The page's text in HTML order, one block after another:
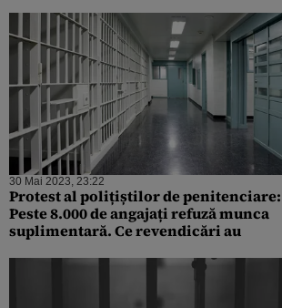
30 Mai 2023, 23:22
Protest al polițiștilor de penitenciare:
Peste 8.000 de angajați refuză munca
suplimentară. Ce revendicări au